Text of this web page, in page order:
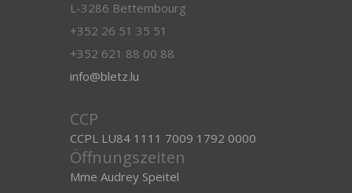
L-3286 Bettembourg
+352 26 51 35 51
+352 621 88 00 88
info@bletz.lu
CCP
CCPL LU84 1111 7009 1792 0000
Öffnungszeiten
Mme Audrey Speitel